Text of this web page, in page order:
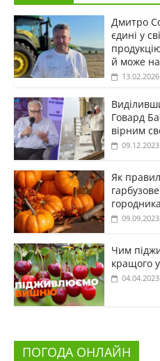
Дмитро
єдині у
й може
13.02.2026
Говард
вірним
09.12.2023
Як
09.09.2023
Чим
кращого
04.04.2023
ПОГОДА ОНЛАЙН